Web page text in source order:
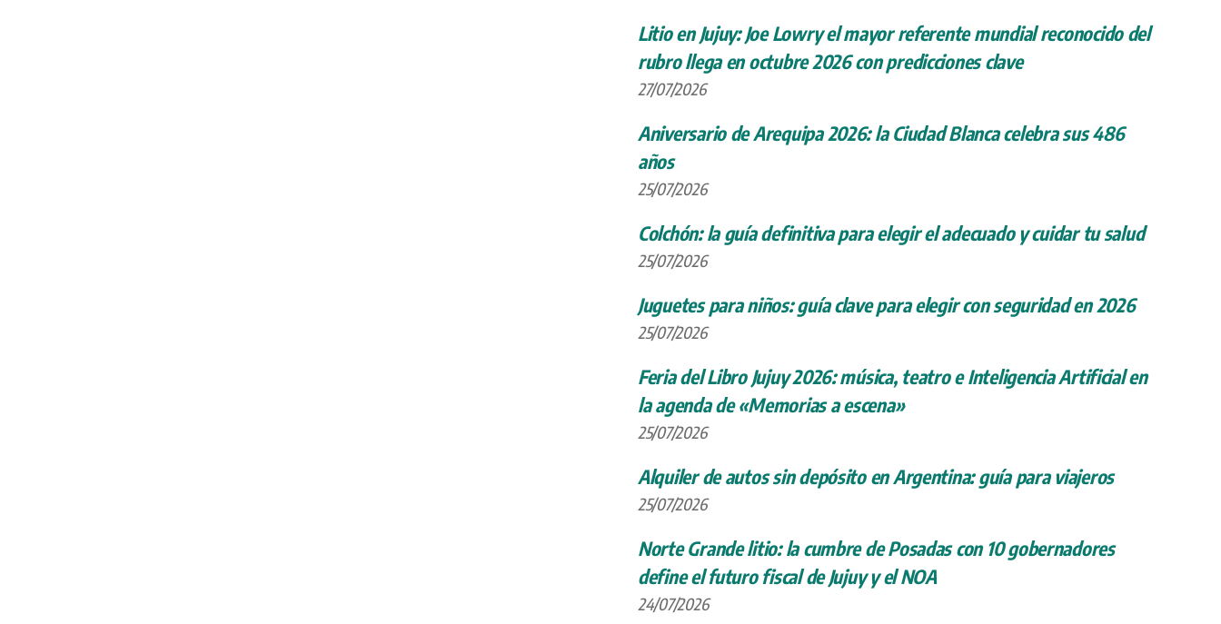
Litio en Jujuy: Joe Lowry el mayor referente mundial reconocido del
rubro llega en octubre 2026 con predicciones clave
27/07/2026
Aniversario de Arequipa 2026: la Ciudad Blanca celebra sus 486
años
25/07/2026
Colchón: la guía definitiva para elegir el adecuado y cuidar tu salud
25/07/2026
Juguetes para niños: guía clave para elegir con seguridad en 2026
25/07/2026
Feria del Libro Jujuy 2026: música, teatro e Inteligencia Artificial en
la agenda de «Memorias a escena»
25/07/2026
Alquiler de autos sin depósito en Argentina: guía para viajeros
25/07/2026
Norte Grande litio: la cumbre de Posadas con 10 gobernadores
define el futuro fiscal de Jujuy y el NOA
24/07/2026